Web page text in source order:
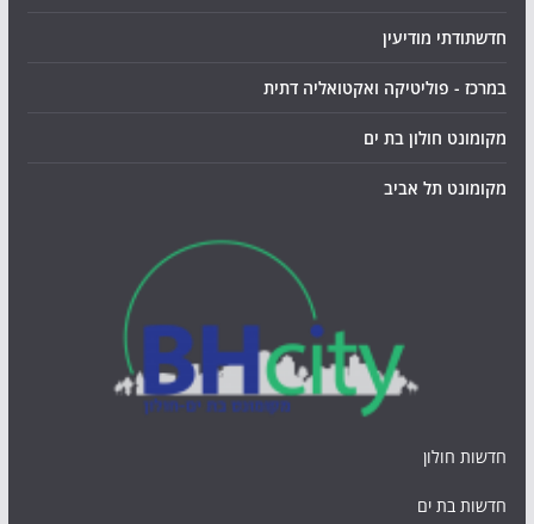
חדשתודתי מודיעין
במרכז - פוליטיקה ואקטואליה דתית
מקומונט חולון בת ים
מקומונט תל אביב
חדשות חולון
חדשות בת ים